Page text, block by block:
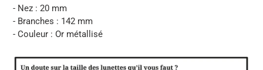
- Nez : 20 mm
- Branches : 142 mm
- Couleur : Or métallisé